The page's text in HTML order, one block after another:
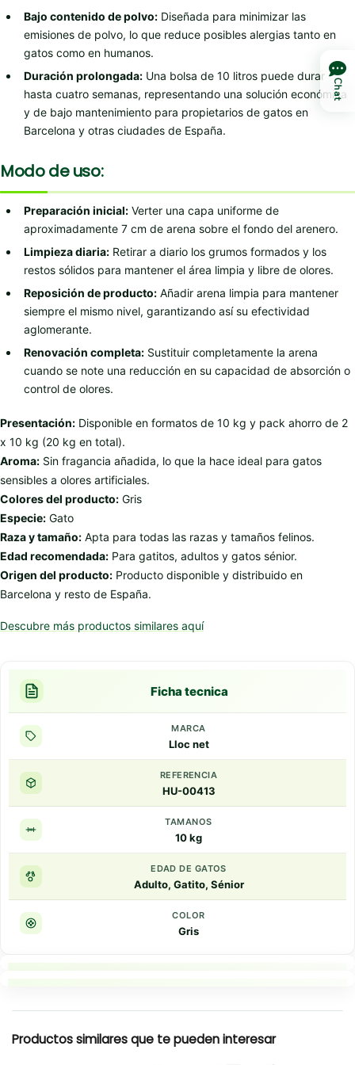
Bajo contenido de polvo: Diseñada para minimizar las
emisiones de polvo, lo que reduce posibles alergias tanto en
gatos como en humanos.
Duración prolongada: Una bolsa de 10 litros puede durar
hasta cuatro semanas, representando una solución económica
y de bajo mantenimiento para propietarios de gatos en
Barcelona y otras ciudades de España.
Modo de uso:
Preparación inicial: Verter una capa uniforme de
aproximadamente 7 cm de arena sobre el fondo del arenero.
Limpieza diaria: Retirar a diario los grumos formados y los
restos sólidos para mantener el área limpia y libre de olores.
Reposición de producto: Añadir arena limpia para mantener
siempre el mismo nivel, garantizando así su efectividad
aglomerante.
Renovación completa: Sustituir completamente la arena
cuando se note una reducción en su capacidad de absorción o
control de olores.
Presentación: Disponible en formatos de 10 kg y pack ahorro de 2
x 10 kg (20 kg en total).
Aroma: Sin fragancia añadida, lo que la hace ideal para gatos
sensibles a olores artificiales.
Colores del producto: Gris
Especie: Gato
Raza y tamaño: Apta para todas las razas y tamaños felinos.
Edad recomendada: Para gatitos, adultos y gatos sénior.
Origen del producto: Producto disponible y distribuido en
Barcelona y resto de España.
Descubre más productos similares aquí
Ficha tecnica
MARCA
Lloc net
REFERENCIA
HU-00413
TAMANOS
10 kg
EDAD DE GATOS
Adulto, Gatito, Sénior
COLOR
Gris
Productos similares que te pueden interesar
Chat